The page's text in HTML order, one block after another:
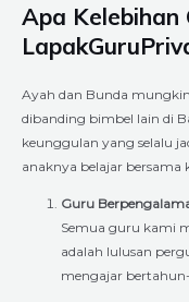
Apa Kelebihan
Ayah dan Bunda
dibanding bimbel lain di
keunggulan yang selalu
anaknya belajar bersama
Guru
Semua guru kami
adalah lulusan
mengajar